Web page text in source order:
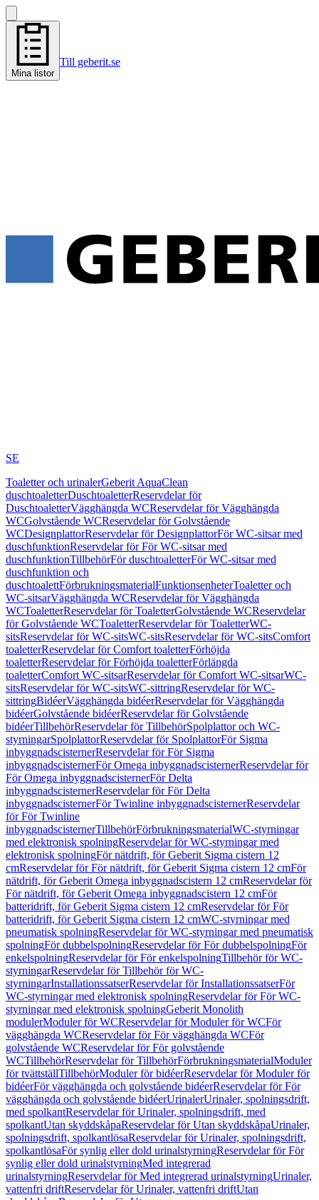
Mina listor
Till geberit.se
SE
Toaletter och urinalerGeberit AquaClean
duschtoaletterDuschtoaletterReservdelar för
DuschtoaletterVägghängda WCReservdelar för Vägghängda
WCGolvstående WCReservdelar för Golvstående
WCDesignplattorReservdelar för DesignplattorFör WC-sitsar med
duschfunktionReservdelar för För WC-sitsar med
duschfunktionTillbehörFör duschtoaletterFör WC-sitsar med
duschfunktion och
duschtoalettFörbrukningsmaterialFunktionsenheterToaletter och
WC-sitsarVägghängda WCReservdelar för Vägghängda
WCToaletterReservdelar för ToaletterGolvstående WCReservdelar
för Golvstående WCToaletterReservdelar för ToaletterWC-
sitsReservdelar för WC-sitsWC-sitsReservdelar för WC-sitsComfort
toaletterReservdelar för Comfort toaletterFörhöjda
toaletterReservdelar för Förhöjda toaletterFörlängda
toaletterComfort WC-sitsarReservdelar för Comfort WC-sitsarWC-
sitsReservdelar för WC-sitsWC-sittringReservdelar för WC-
sittringBidéerVägghängda bidéerReservdelar för Vägghängda
bidéerGolvstående bidéerReservdelar för Golvstående
bidéerTillbehörReservdelar för TillbehörSpolplattor och WC-
styrningarSpolplattorReservdelar för SpolplattorFör Sigma
inbyggnadscisternerReservdelar för För Sigma
inbyggnadscisternerFör Omega inbyggnadscisternerReservdelar för
För Omega inbyggnadscisternerFör Delta
inbyggnadscisternerReservdelar för För Delta
inbyggnadscisternerFör Twinline inbyggnadscisternerReservdelar
för För Twinline
inbyggnadscisternerTillbehörFörbrukningsmaterialWC-styrningar
med elektronisk spolningReservdelar för WC-styrningar med
elektronisk spolningFör nätdrift, för Geberit Sigma cistern 12
cmReservdelar för För nätdrift, för Geberit Sigma cistern 12 cmFör
nätdrift, för Geberit Omega inbyggnadscistern 12 cmReservdelar för
För nätdrift, för Geberit Omega inbyggnadscistern 12 cmFör
batteridrift, för Geberit Sigma cistern 12 cmReservdelar för För
batteridrift, för Geberit Sigma cistern 12 cmWC-styrningar med
pneumatisk spolningReservdelar för WC-styrningar med pneumatisk
spolningFör dubbelspolningReservdelar för För dubbelspolningFör
enkelspolningReservdelar för För enkelspolningTillbehör för WC-
styrningarReservdelar för Tillbehör för WC-
styrningarInstallationssatserReservdelar för InstallationssatserFör
WC-styrningar med elektronisk spolningReservdelar för För WC-
styrningar med elektronisk spolningGeberit Monolith
modulerModuler för WCReservdelar för Moduler för WCFör
vägghängda WCReservdelar för För vägghängda WCFör
golvstående WCReservdelar för För golvstående
WCTillbehörReservdelar för TillbehörFörbrukningsmaterialModuler
för tvättställTillbehörModuler för bidéerReservdelar för Moduler för
bidéerFör vägghängda och golvstående bidéerReservdelar för För
vägghängda och golvstående bidéerUrinalerUrinaler, spolningsdrift,
med spolkantReservdelar för Urinaler, spolningsdrift, med
spolkantUtan skyddskåpaReservdelar för Utan skyddskåpaUrinaler,
spolningsdrift, spolkantlösaReservdelar för Urinaler, spolningsdrift,
spolkantlösaFör synlig eller dold urinalstyrningReservdelar för För
synlig eller dold urinalstyrningMed integrerad
urinalstyrningReservdelar för Med integrerad urinalstyrningUrinaler,
vattenfri driftReservdelar för Urinaler, vattenfri driftUtan